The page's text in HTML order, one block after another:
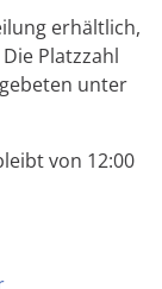
erhältlich,
Platzzahl
unter
von 12:00